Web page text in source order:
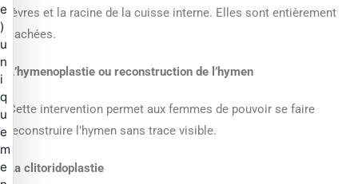
lèvres et la racine de la cuisse interne. Elles sont entièrement
cachées.
L’hymenoplastie ou reconstruction de l’hymen
Cette intervention permet aux femmes de pouvoir se faire
reconstruire l’hymen sans trace visible.
La clitoridoplastie
e
)
u
n
i
q
u
e
m
e